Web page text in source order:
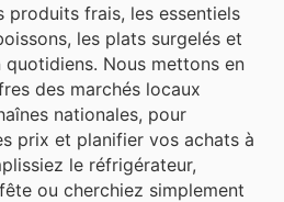
produits frais, les essentiels
les plats surgelés et
quotidiens. Nous mettons en
des marchés locaux
nationales, pour
prix et planifier vos achats à
le réfrigérateur,
ou cherchiez simplement